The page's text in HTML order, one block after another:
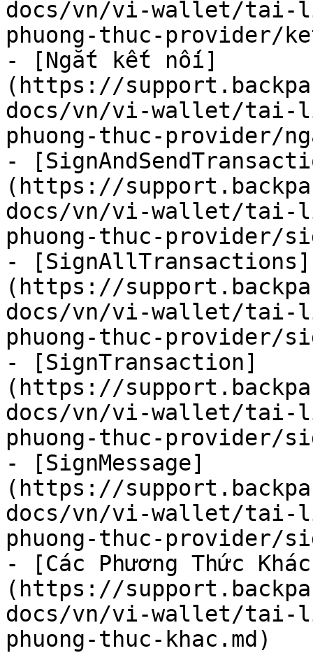
docs/vn/vi-wallet/tai-
phuong-thuc-provider/
- [Ngắt kết nối]
(https://
docs/vn/vi-wallet/tai-
phuong-thuc-provider/
-
(https://
docs/vn/vi-wallet/tai-
phuong-thuc-provider/
- [SignAllTransactions]
(https://
docs/vn/vi-wallet/tai-
phuong-thuc-provider/
- [SignTransaction]
(https://
docs/vn/vi-wallet/tai-
phuong-thuc-provider/
- [SignMessage]
(https://
docs/vn/vi-wallet/tai-
phuong-thuc-provider/
- [Các Phương Thức
(https://
docs/vn/vi-wallet/tai-
phuong-thuc-khac.md)